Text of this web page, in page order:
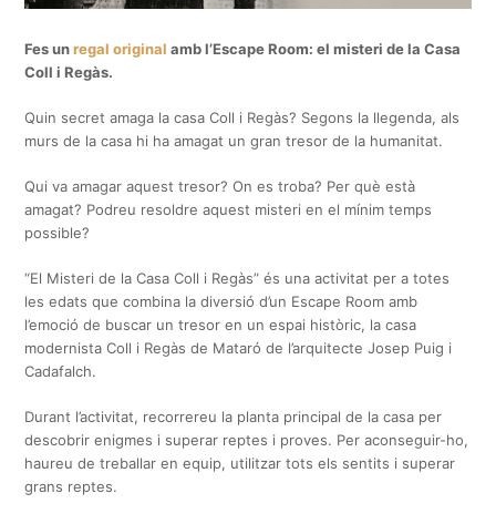
Fes unregal original amb l’Escape Room: el misteri de la Casa
Coll i Regàs.
Quin secret amaga la casa Coll i Regàs? Segons la llegenda, als
murs de la casa hi ha amagat un gran tresor de la humanitat.
Qui va amagar aquest tresor? On es troba? Per què està
amagat? Podreu resoldre aquest misteri en el mínim temps
possible?
“El Misteri de la Casa Coll i Regàs” és una activitat per a totes
les edats que combina la diversió d’un Escape Room amb
l’emoció de buscar un tresor en un espai històric, la casa
modernista Coll i Regàs de Mataró de l’arquitecte Josep Puig i
Cadafalch.
Durant l’activitat, recorrereu la planta principal de la casa per
descobrir enigmes i superar reptes i proves. Per aconseguir-ho,
haureu de treballar en equip, utilitzar tots els sentits i superar
grans reptes.